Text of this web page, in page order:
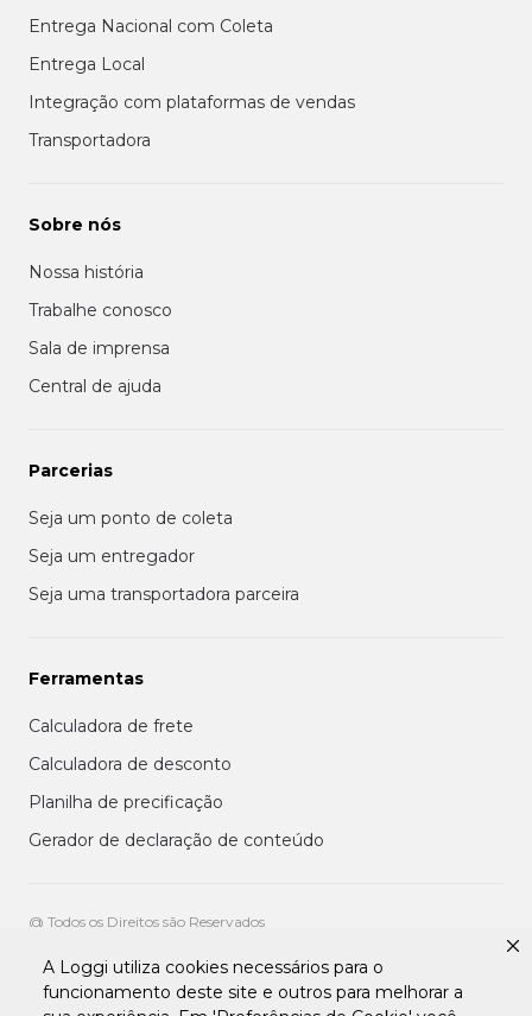
A Loggi utiliza cookies necessários para o
funcionamento deste site e outros para melhorar a
Entrega Nacional com Coleta
Entrega Local
Integração com plataformas de vendas
Transportadora
Sobre nós
Nossa história
Trabalhe conosco
Sala de imprensa
Central de ajuda
Parcerias
Seja um ponto de coleta
Seja um entregador
Seja uma transportadora parceira
Ferramentas
Calculadora de frete
Calculadora de desconto
Planilha de precificação
Gerador de declaração de conteúdo
@ Todos os Direitos são Reservados
Aviso de privacidade aos clientes
Termos de uso para entregadores